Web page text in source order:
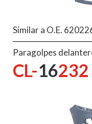
Similar a O.E.
Paragolpes
CL-16232